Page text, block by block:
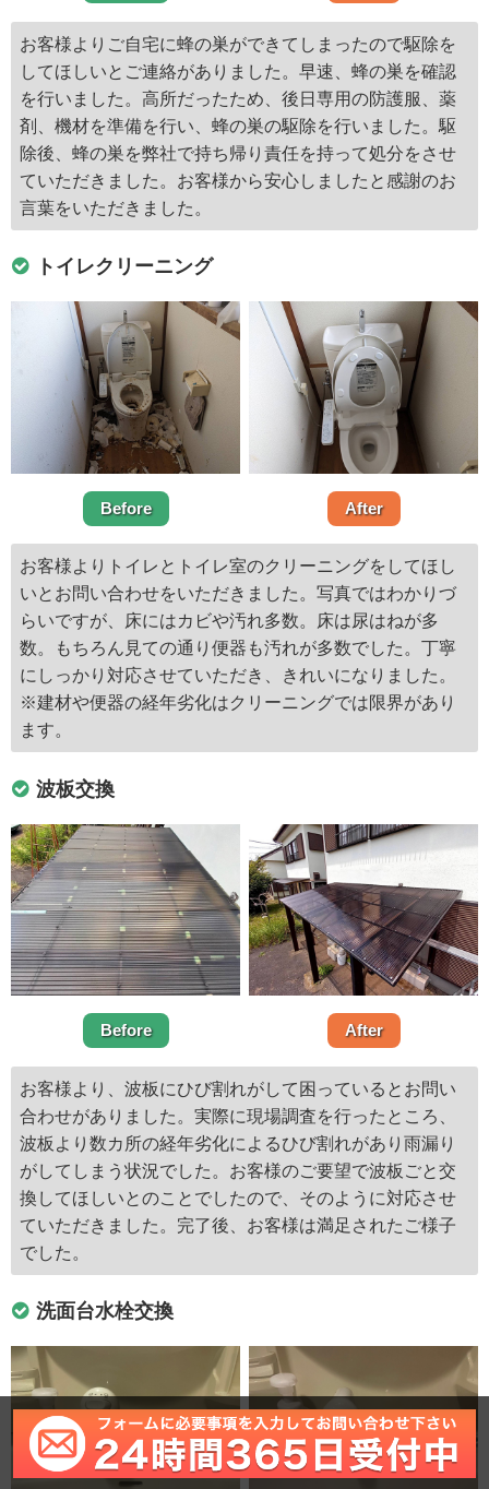
お客様よりご自宅に蜂の巣ができてしまったので駆除を
してほしいとご連絡がありました。早速、蜂の巣を確認
を行いました。高所だったため、後日専用の防護服、薬
剤、機材を準備を行い、蜂の巣の駆除を行いました。駆
除後、蜂の巣を弊社で持ち帰り責任を持って処分をさせ
ていただきました。お客様から安心しましたと感謝のお
言葉をいただきました。
トイレクリーニング
Before After
お客様よりトイレとトイレ室のクリーニングをしてほし
いとお問い合わせをいただきました。写真ではわかりづ
らいですが、床にはカビや汚れ多数。床は尿はねが多
数。もちろん見ての通り便器も汚れが多数でした。丁寧
にしっかり対応させていただき、きれいになりました。
※建材や便器の経年劣化はクリーニングでは限界があり
ます。
波板交換
Before After
お客様より、波板にひび割れがして困っているとお問い
合わせがありました。実際に現場調査を行ったところ、
波板より数カ所の経年劣化によるひび割れがあり雨漏り
がしてしまう状況でした。お客様のご要望で波板ごと交
換してほしいとのことでしたので、そのように対応させ
ていただきました。完了後、お客様は満足されたご様子
でした。
洗面台水栓交換